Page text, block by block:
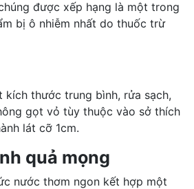
được xếp hạng là một trong
bị ô nhiễm nhất do thuốc trừ
kích thước trung bình, rửa sạch,
gọt vỏ tùy thuộc vào sở thích
lát cỡ 1cm.
quả mọng
nước thơm ngon kết hợp một